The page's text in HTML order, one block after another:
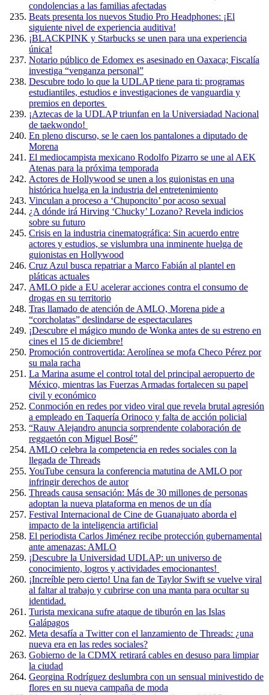
condolencias a las familias afectadas
Beats presenta los nuevos Studio Pro Headphones: ¡El
siguiente nivel de experiencia auditiva!
¡BLACKPINK y Starbucks se unen para una experiencia
única!
Notario público de Edomex es asesinado en Oaxaca; Fiscalía
investiga “venganza personal”
Descubre todo lo que la UDLAP tiene para ti: programas
estudiantiles, estudios e investigaciones de vanguardia y
premios en deportes
¡Aztecas de la UDLAP triunfan en la Universiadad Nacional
de taekwondo!
En pleno discurso, se le caen los pantalones a diputado de
Morena
El mediocampista mexicano Rodolfo Pizarro se une al AEK
Atenas para la próxima temporada
Actores de Hollywood se unen a los guionistas en una
histórica huelga en la industria del entretenimiento
Vinculan a proceso a ‘Chuponcito’ por acoso sexual
¿A dónde irá Hirving ‘Chucky’ Lozano? Revela indicios
sobre su futuro
Crisis en la industria cinematográfica: Sin acuerdo entre
actores y estudios, se vislumbra una inminente huelga de
guionistas en Hollywood
Cruz Azul busca repatriar a Marco Fabián al plantel en
pláticas actuales
AMLO pide a EU acelerar acciones contra el consumo de
drogas en su territorio
Tras llamado de atención de AMLO, Morena pide a
“corcholatas” deslindarse de espectaculares
¡Descubre el mágico mundo de Wonka antes de su estreno en
cines el 15 de diciembre!
Promoción controvertida: Aerolínea se mofa Checo Pérez por
su mala racha
La Marina asume el control total del principal aeropuerto de
México, mientras las Fuerzas Armadas fortalecen su papel
civil y económico
Conmoción en redes por video viral que revela brutal agresión
a empleado en Taquería Orinoco y falta de acción policial
“Rauw Alejandro anuncia sorprendente colaboración de
reggaetón con Miguel Bosé”
AMLO celebra la competencia en redes sociales con la
llegada de Threads
YouTube censura la conferencia matutina de AMLO por
infringir derechos de autor
Threads causa sensación: Más de 30 millones de personas
adoptan la nueva plataforma en menos de un día
Festival Internacional de Cine de Guanajuato aborda el
impacto de la inteligencia artificial
El periodista Carlos Jiménez recibe protección gubernamental
ante amenazas: AMLO
¡Descubre la Universidad UDLAP: un universo de
conocimiento, logros y actividades emocionantes!
¡Increíble pero cierto! Una fan de Taylor Swift se vuelve viral
al faltar al trabajo y cubrirse con una manta para ocultar su
identidad.
Turista mexicana sufre ataque de tiburón en las Islas
Galápagos
Meta desafía a Twitter con el lanzamiento de Threads: ¿una
nueva era en las redes sociales?
Gobierno de la CDMX retirará cables en desuso para limpiar
la ciudad
Georgina Rodríguez deslumbra con un sensual minivestido de
flores en su nueva campaña de moda